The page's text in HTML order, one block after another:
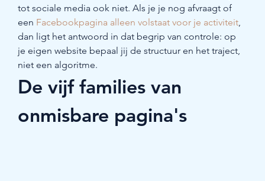
tot sociale media ook niet. Als je je nog afvraagt of
een Facebookpagina alleen volstaat voor je activiteit,
dan ligt het antwoord in dat begrip van controle: op
je eigen website bepaal jij de structuur en het traject,
niet een algoritme.
De vijf families van
onmisbare pagina's